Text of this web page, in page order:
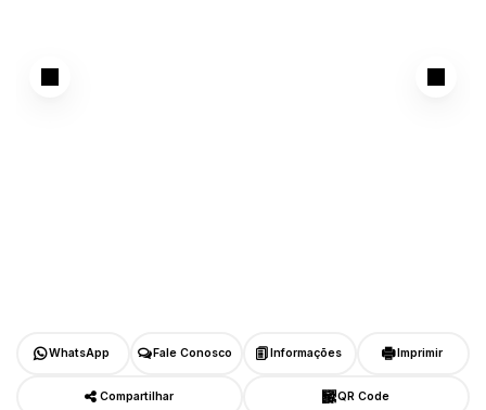
WhatsApp Fale Conosco Informações Imprimir
Compartilhar QR Code